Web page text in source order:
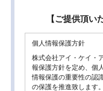
【ご提供頂い
個人情報保護方針
株式会社アイ・ケイ・
報保護方針を定め、個
情報保護の重要性の認
の保護を推進致します。